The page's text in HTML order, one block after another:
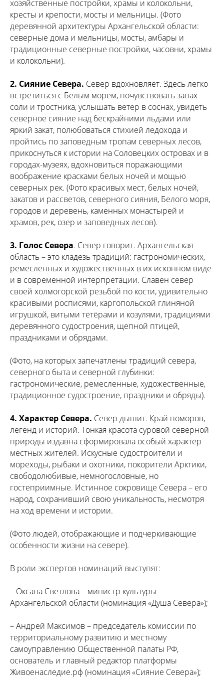
хозяйственные постройки, храмы и колокольни,
кресты и крепости, мосты и мельницы. (Фото
деревянной архитектуры Архангельской области:
северные дома и мельницы, мосты, амбары и
традиционные северные постройки, часовни, храмы
и колокольни).
2. Сияние Севера. Север вдохновляет. Здесь легко
встретиться с Белым морем, почувствовать запах
соли и тростника, услышать ветер в соснах, увидеть
северное сияние над бескрайними льдами или
яркий закат, полюбоваться стихией ледохода и
пройтись по заповедным тропам северных лесов,
прикоснуться к истории на Соловецких островах и в
городах-музеях, вдохновиться поражающими
воображение красками белых ночей и мощью
северных рек. (Фото красивых мест, белых ночей,
закатов и рассветов, северного сияния, Белого моря,
городов и деревень, каменных монастырей и
храмов, рек, озер и заповедных лесов).
3. Голос Севера. Север говорит. Архангельская
область – это кладезь традиций: гастрономических,
ремесленных и художественных в их исконном виде
и в современной интерпретации. Славен север
своей холмогорской резьбой по кости, удивительно
красивыми росписями, каргопольской глиняной
игрушкой, витыми тетёрами и козулями, традициями
деревянного судостроения, щепной птицей,
праздниками и обрядами.
(Фото, на которых запечатлены традиций севера,
северного быта и северной глубинки:
гастрономические, ремесленные, художественные,
традиционное судостроение, праздники и обряды).
4. Характер Севера. Север дышит. Край поморов,
легенд и историй. Тонкая красота суровой северной
природы издавна сформировала особый характер
местных жителей. Искусные судостроители и
мореходы, рыбаки и охотники, покорители Арктики,
свободолюбивые, немногословные, но
гостеприимные. Истинное сокровище Севера – его
народ, сохранивший свою уникальность, несмотря
на ход времени и истории.
(Фото людей, отображающие и подчеркивающие
особенности жизни на севере).
В роли экспертов номинаций выступят:
– Оксана Светлова – министр культуры
Архангельской области (номинация «Душа Севера»);
– Андрей Максимов – председатель комиссии по
территориальному развитию и местному
самоуправлению Общественной палаты РФ,
основатель и главный редактор платформы
Живоенаследие.рф (номинация «Сияние Севера»);